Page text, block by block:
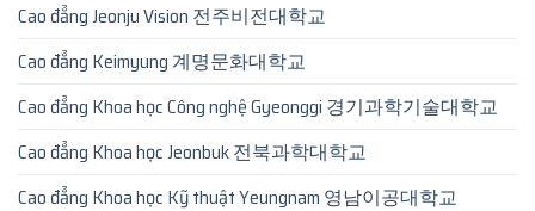
Cao đẳng Jeonju Vision 전주비전대학교
Cao đẳng Keimyung 계명문화대학교
Cao đẳng Khoa học Công nghệ Gyeonggi 경기과학기술대학교
Cao đẳng Khoa học Jeonbuk 전북과학대학교
Cao đẳng Khoa học Kỹ thuật Yeungnam 영남이공대학교